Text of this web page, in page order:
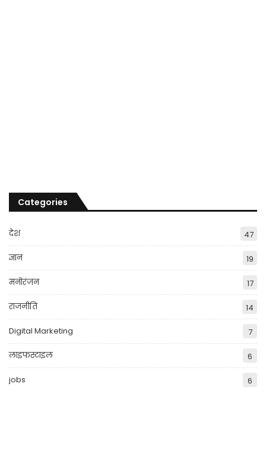
Categories
देश 47
ज्ञान 19
मनोरंजन 17
राजनीति 14
Digital Marketing 7
लाइफस्टाइल 6
jobs 6